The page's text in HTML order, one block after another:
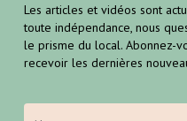
Les articles et vidéos sont
toute indépendance, nous
le prisme du local. Abonnez-
recevoir les dernières